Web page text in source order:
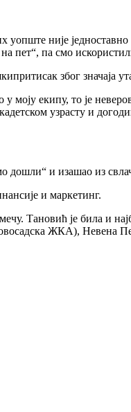
није
пет“, па смо
због значаја
екипу, то је
узрасту и
дошли“ и изашао из
и маркетинг.
Тановић је била и
ЖКА), Невена